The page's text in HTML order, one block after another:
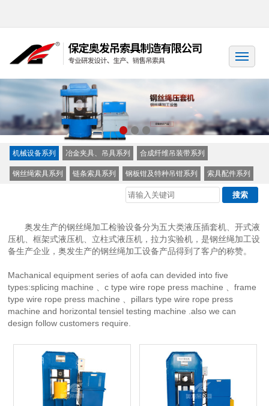
机械设备系列 冶金夹具、吊具系列 合成纤维吊装带系列
钢丝绳索具系列 链条索具系列 钢板钳及特种吊钳系列 索具配件系列
奥发生产的钢丝绳加工检验设备分为五大类液压插套机、开式液
压机、框架式液压机、立柱式液压机，拉力实验机，是钢丝绳加工设
备生产企业，奥发生产的钢丝绳加工设备产品得到了客户的称赞。
Machanical equipment series of aofa can devided into five
types:splicing machine 、c type wire rope press machine 、frame
type wire rope press machine 、pillars type wire rope press
machine and horizontal tensiel testing machine .also we can
design follow customers require.